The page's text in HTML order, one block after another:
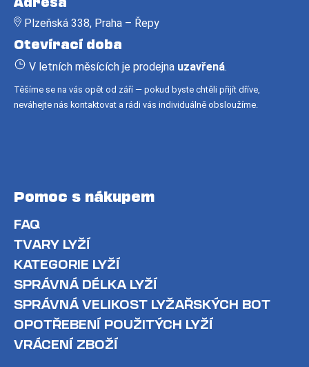
Plzeňská 338, Praha – Řepy
Otevírací doba
V letních měsících je prodejna uzavřená.
Těšíme se na vás opět od září — pokud byste chtěli přijít dříve,
neváhejte nás kontaktovat a rádi vás individuálně obsloužíme.
Pomoc s nákupem
FAQ
TVARY LYŽÍ
KATEGORIE LYŽÍ
SPRÁVNÁ DÉLKA LYŽÍ
SPRÁVNÁ VELIKOST LYŽAŘSKÝCH BOT
OPOTŘEBENÍ POUŽITÝCH LYŽÍ
VRÁCENÍ ZBOŽÍ